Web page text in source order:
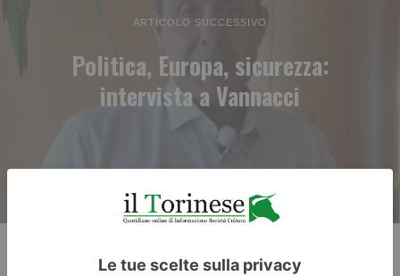
ARTICOLO SUCCESSIVO
Politica, Europa, sicurezza:
intervista a Vannacci